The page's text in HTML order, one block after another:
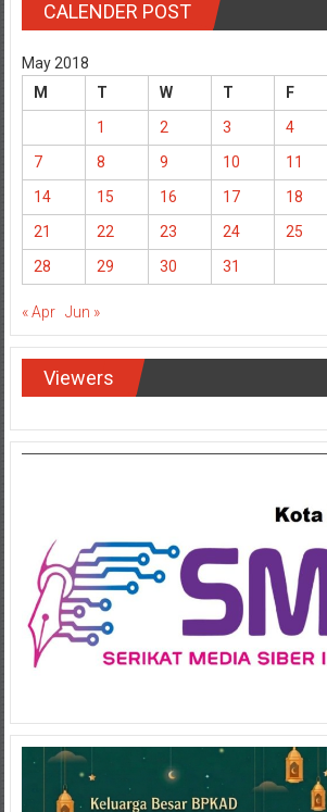
CALENDER POST
May 2018
M
T W T F
1
2 3 4
7
8 9 10 11
14
15 16 17 18
21
22 23 24 25
28
29 30 31
« Apr Jun »
Viewers